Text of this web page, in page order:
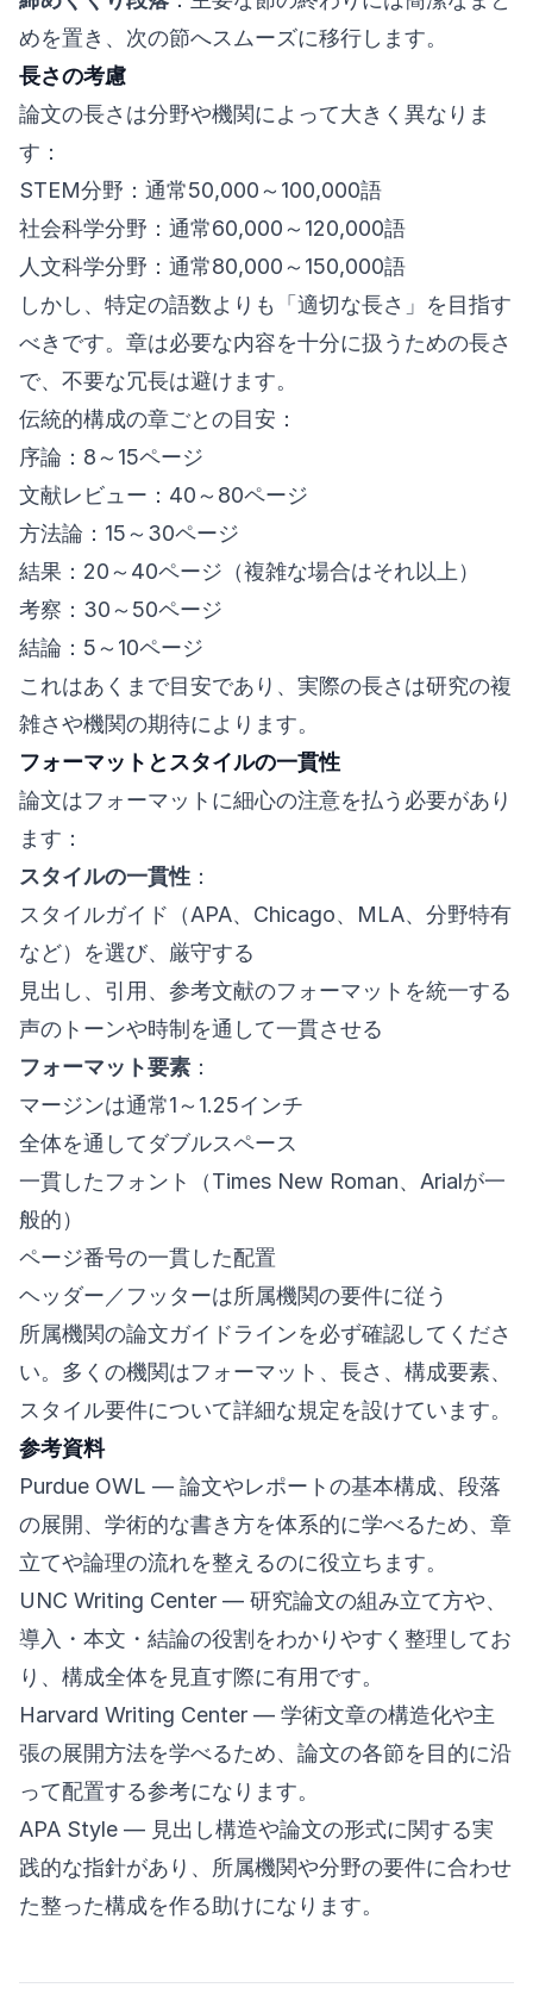
めを置き、次の節へスムーズに移行します。
長さの考慮
論文の長さは分野や機関によって大きく異なりま
す：
STEM分野：通常50,000～100,000語
社会科学分野：通常60,000～120,000語
人文科学分野：通常80,000～150,000語
しかし、特定の語数よりも「適切な長さ」を目指す
べきです。章は必要な内容を十分に扱うための長さ
で、不要な冗長は避けます。
伝統的構成の章ごとの目安：
序論：8～15ページ
文献レビュー：40～80ページ
方法論：15～30ページ
結果：20～40ページ（複雑な場合はそれ以上）
考察：30～50ページ
結論：5～10ページ
これはあくまで目安であり、実際の長さは研究の複
雑さや機関の期待によります。
フォーマットとスタイルの一貫性
論文はフォーマットに細心の注意を払う必要があり
ます：
スタイルの一貫性 ：
スタイルガイド（APA、Chicago、MLA、分野特有
など）を選び、厳守する
見出し、引用、参考文献のフォーマットを統一する
声のトーンや時制を通して一貫させる
フォーマット要素 ：
マージンは通常1～1.25インチ
全体を通してダブルスペース
一貫したフォント（Times New Roman、Arialが一
般的）
ページ番号の一貫した配置
ヘッダー／フッターは所属機関の要件に従う
所属機関の論文ガイドラインを必ず確認してくださ
い。多くの機関はフォーマット、長さ、構成要素、
スタイル要件について詳細な規定を設けています。
参考資料
Purdue OWL — 論文やレポートの基本構成、段落
の展開、学術的な書き方を体系的に学べるため、章
立てや論理の流れを整えるのに役立ちます。
UNC Writing Center — 研究論文の組み立て方や、
導入・本文・結論の役割をわかりやすく整理してお
り、構成全体を見直す際に有用です。
Harvard Writing Center — 学術文章の構造化や主
張の展開方法を学べるため、論文の各節を目的に沿
って配置する参考になります。
APA Style — 見出し構造や論文の形式に関する実
践的な指針があり、所属機関や分野の要件に合わせ
た整った構成を作る助けになります。